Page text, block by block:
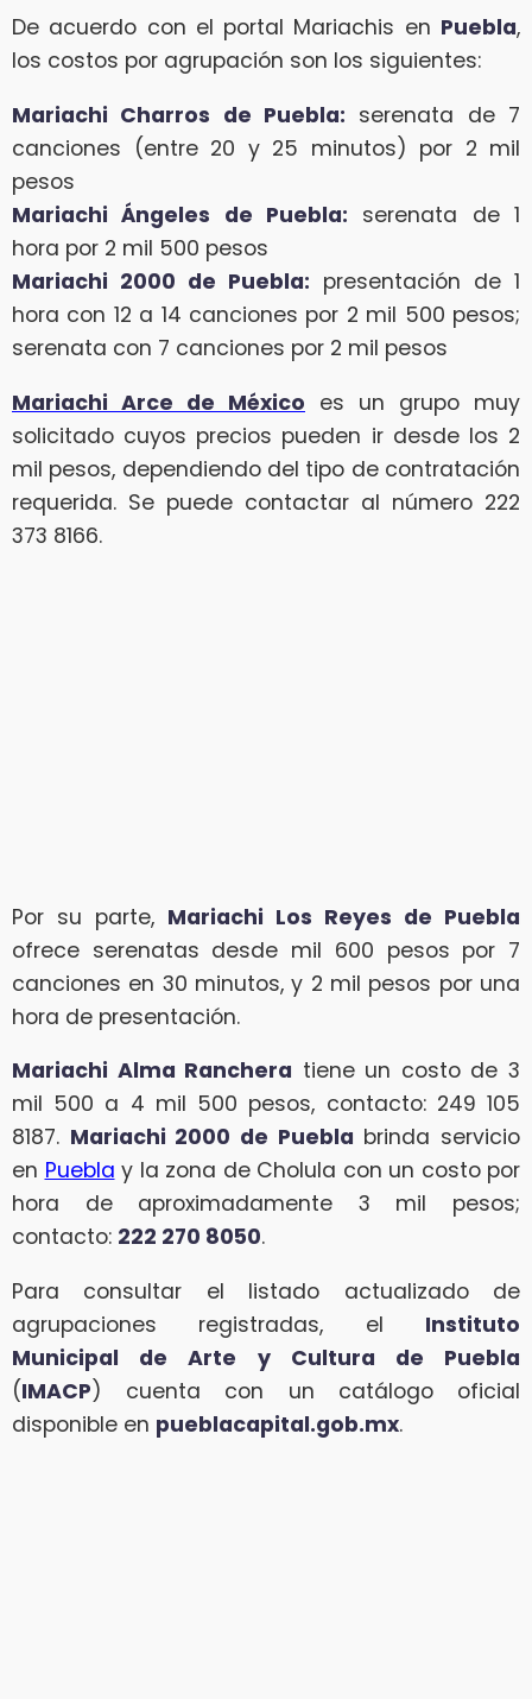
De acuerdo con el portal Mariachis en Puebla,
los costos por agrupación son los siguientes:
Mariachi Charros de Puebla: serenata de 7
canciones (entre 20 y 25 minutos) por 2 mil
pesos
Mariachi Ángeles de Puebla: serenata de 1
hora por 2 mil 500 pesos
Mariachi 2000 de Puebla: presentación de 1
hora con 12 a 14 canciones por 2 mil 500 pesos;
serenata con 7 canciones por 2 mil pesos
Mariachi Arce de México es un grupo muy
solicitado cuyos precios pueden ir desde los 2
mil pesos, dependiendo del tipo de contratación
requerida. Se puede contactar al número 222
373 8166.
Por su parte, Mariachi Los Reyes de Puebla
ofrece serenatas desde mil 600 pesos por 7
canciones en 30 minutos, y 2 mil pesos por una
hora de presentación.
Mariachi Alma Ranchera tiene un costo de 3
mil 500 a 4 mil 500 pesos, contacto: 249 105
8187. Mariachi 2000 de Puebla brinda servicio
en Puebla y la zona de Cholula con un costo por
hora de aproximadamente 3 mil pesos;
contacto: 222 270 8050.
Para consultar el listado actualizado de
agrupaciones registradas, el Instituto
Municipal de Arte y Cultura de Puebla
(IMACP) cuenta con un catálogo oficial
disponible en pueblacapital.gob.mx.